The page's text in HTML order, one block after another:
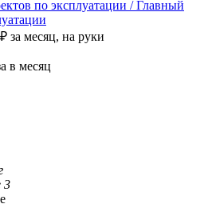
по эксплуатации / Главный
₽ за месяц, на руки
в месяц
3